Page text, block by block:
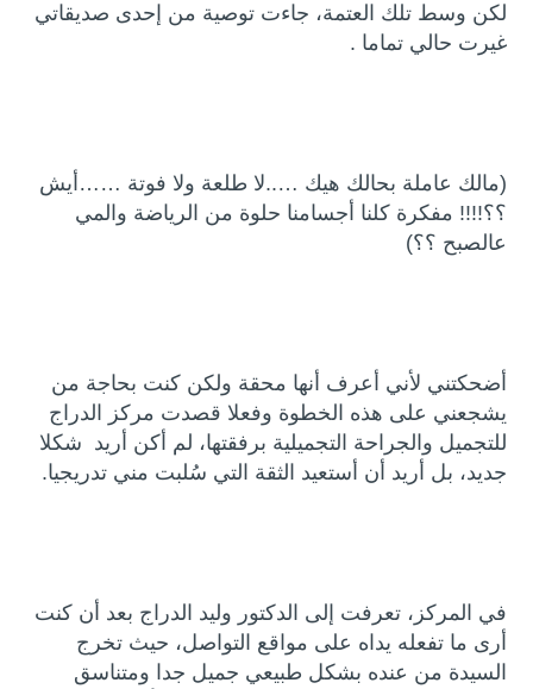
لكن وسط تلك العتمة، جاءت توصية من إحدى صديقاتي
غيرت حالي تماما .
(مالك عاملة بحالك هيك …..لا طلعة ولا فوتة ……أيش
؟؟!!!! مفكرة كلنا أجسامنا حلوة من الرياضة والمي
عالصبح ؟؟)
أضحكتني لأني أعرف أنها محقة ولكن كنت بحاجة من
يشجعني على هذه الخطوة وفعلا قصدت مركز الدراج
للتجميل والجراحة التجميلية برفقتها، لم أكن أريد شكلا
جديد، بل أريد أن أستعيد الثقة التي سُلبت مني تدريجيا.
في المركز، تعرفت إلى الدكتور وليد الدراج بعد أن كنت
أرى ما تفعله يداه على مواقع التواصل، حيث تخرج
السيدة من عنده بشكل طبيعي جميل جدا ومتناسق